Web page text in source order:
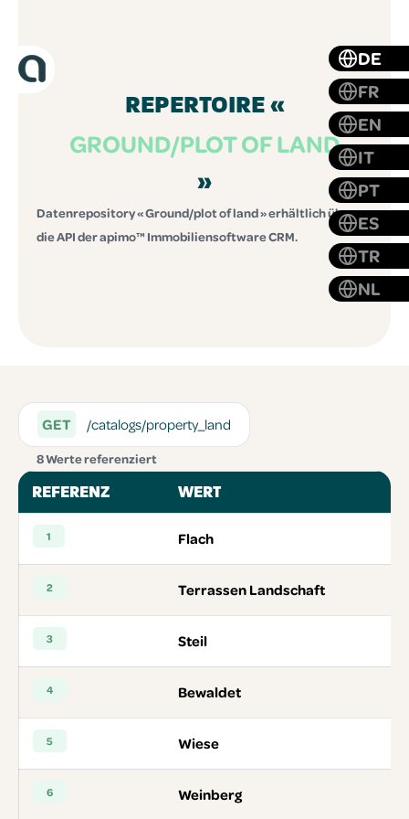
REPERTOIRE «
GROUND/PLOT OF LAND
»
Datenrepository « Ground/plot of land » erhältlich über
die API der apimo™ Immobiliensoftware CRM.
DE
FR
EN
IT
PT
ES
TR
NL
GET /catalogs/property_land
8 Werte referenziert
REFERENZ WERT
1 Flach
2 Terrassen Landschaft
3 Steil
4 Bewaldet
5 Wiese
6 Weinberg